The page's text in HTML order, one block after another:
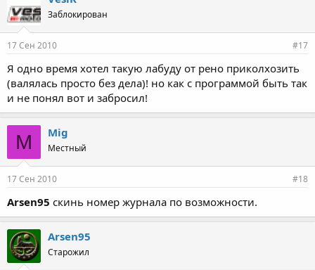
Заблокирован
17 Сен 2010 #17
Я одно время хотел такую лабуду от рено приколхозить
(валялась просто без дела)! но как с программой быть так
и не понял вот и забросил!
M Mig
Местный
17 Сен 2010 #18
Arsen95 скинь номер журнала по возможности.
Arsen95
Старожил